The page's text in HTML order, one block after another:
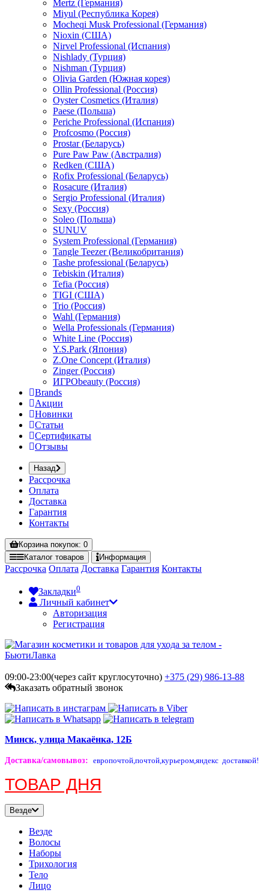
Mertz (Германия)
Miyul (Республика Корея)
Mocheqi Musk Professional (Германия)
Nioxin (США)
Nirvel Professional (Испания)
Nishlady (Турция)
Nishman (Турция)
Olivia Garden (Южная корея)
Ollin Professional (Россия)
Oyster Cosmetics (Италия)
Paese (Польша)
Periche Professional (Испания)
Profcosmo (Россия)
Prostar (Беларусь)
Pure Paw Paw (Австралия)
Redken (США)
Rofix Professional (Беларусь)
Rosacure (Италия)
Sergio Professional (Италия)
Sexy (Россия)
Soleo (Польша)
SUNUV
System Professional (Германия)
Tangle Teezer (Великобритания)
Tashe professional (Беларусь)
Tebiskin (Италия)
Tefia (Россия)
TIGI (США)
Trio (Россия)
Wahl (Германия)
Wella Professionals (Германия)
White Line (Россия)
Y.S.Park (Япония)
Z.One Concept (Италия)
Zinger (Россия)
ИГРОbeauty (Россия)
Brands
Акции
Новинки
Статьи
Сертификаты
Отзывы
Назад
Рассрочка
Оплата
Доставка
Гарантия
Контакты
Корзинапокупок: 0
Каталог товаров Информация
Рассрочка Оплата Доставка Гарантия Контакты
Закладки0
Личный кабинет
Авторизация
Регистрация
09:00-23:00(через сайт круглосуточно) +375 (29) 986-13-88
Заказать обратный звонок
Минск, улица Макаёнка, 12Б
Доставка/самовывоз: европочтой,почтой,курьером,яндекс доставкой!
ТОВАР ДНЯ
Везде
Везде
Волосы
Наборы
Трихология
Тело
Лицо